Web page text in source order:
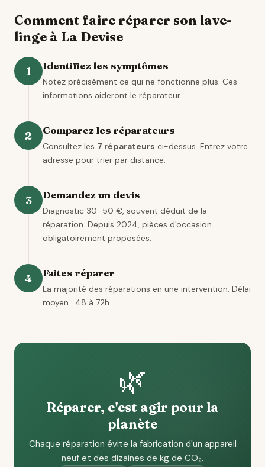
Comment faire réparer son lave-
linge à La Devise
1 Identifiez les symptômes
Notez précisément ce qui ne fonctionne plus. Ces
informations aideront le réparateur.
2 Comparez les réparateurs
Consultez les 7 réparateurs ci-dessus. Entrez votre
adresse pour trier par distance.
3 Demandez un devis
Diagnostic 30–50 €, souvent déduit de la
réparation. Depuis 2024, pièces d'occasion
obligatoirement proposées.
4 Faites réparer
La majorité des réparations en une intervention. Délai
moyen : 48 à 72h.
🌿
Réparer, c'est agir pour la
planète
Chaque réparation évite la fabrication d'un appareil
neuf et des dizaines de kg de CO₂.